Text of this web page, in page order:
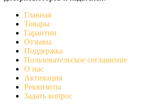
Главная
Товары
Гарантии
Отзывы
Поддержка
Пользовательское соглашение
О нас
Активация
Реквизиты
Задать вопрос